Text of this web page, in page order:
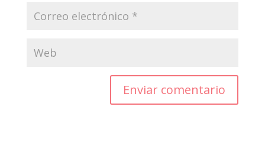
Enviar comentario